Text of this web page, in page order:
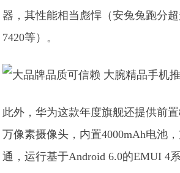
器，其性能相当彪悍（安兔兔跑分
7420等）。
此外，华为这款年度旗舰还提供前
万像素摄像头，内置4000mAh电池
通，运行基于Android 6.0的EMUI 4系